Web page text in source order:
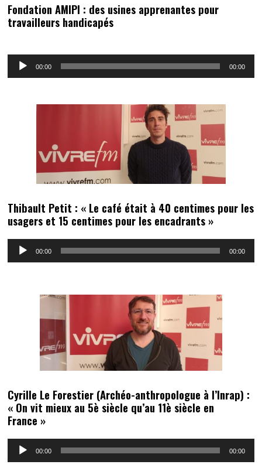
Fondation AMIPI : des usines apprenantes pour
travailleurs handicapés
Lecteur
00:00 00:00
Thibault Petit : « Le café était à 40 centimes pour les
usagers et 15 centimes pour les encadrants »
Lecteur
00:00 00:00
Cyrille Le Forestier (Archéo-anthropologue à l’Inrap) :
« On vit mieux au 5è siècle qu’au 11è siècle en
France »
Lecteur
00:00 00:00